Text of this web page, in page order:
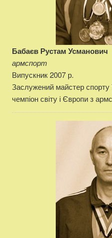
Бабаєв Рустам Усманович
армспорт
Випускник 2007 р.
Заслужений майстер спорту
чемпіон світу і Європи з